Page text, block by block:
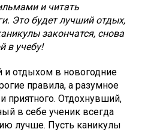
и читать
Это будет лучший отдых,
закончатся, снова
в учебу!
и отдыхом в новогодние
правила, а разумное
приятного. Отдохнувший,
в себе ученик всегда
лучше. Пусть каникулы